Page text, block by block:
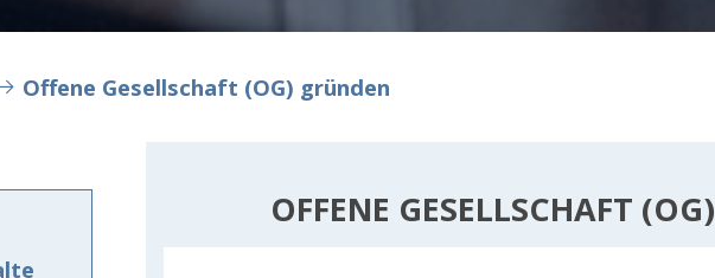
Offene Gesellschaft (OG) gründen
OFFENE GESELLSCHAFT (OG)